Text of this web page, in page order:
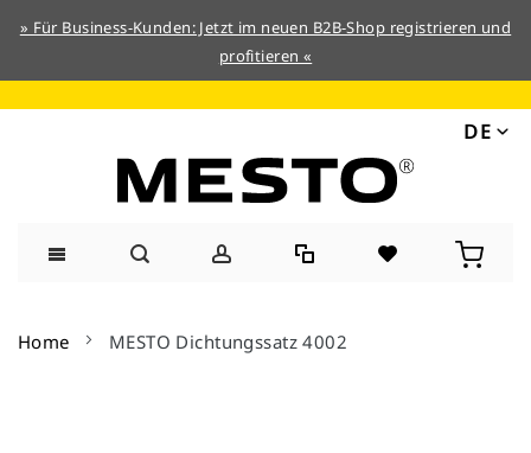
» Für Business-Kunden: Jetzt im neuen B2B-Shop registrieren und
profitieren «
DE
Inhalt
Home MESTO Dichtungssatz 4002